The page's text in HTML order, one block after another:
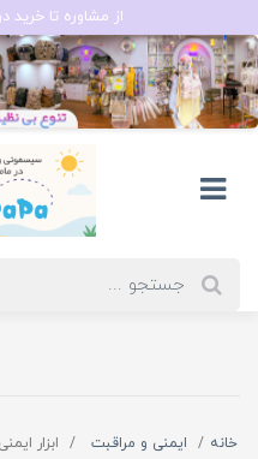
از مشاوره تا
خانه ایمنی و مراقبت ابزار